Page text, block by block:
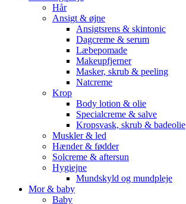
Hår
Ansigt & øjne
Ansigtsrens & skintonic
Dagcreme & serum
Læbepomade
Makeupfjerner
Masker, skrub & peeling
Natcreme
Krop
Body lotion & olie
Specialcreme & salve
Kropsvask, skrub & badeolie
Muskler & led
Hænder & fødder
Solcreme & aftersun
Hygiejne
Mundskyld og mundpleje
Mor & baby
Baby